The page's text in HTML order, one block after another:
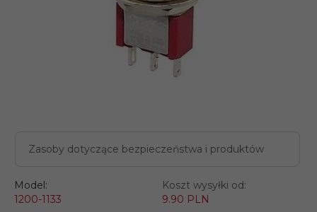
Zasoby dotyczące bezpieczeństwa i produktów
Model:
1200-1133
Koszt wysyłki od:
9.90 PLN